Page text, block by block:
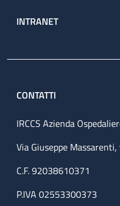
INTRANET
CONTATTI
IRCCS Azienda
Via Giuseppe
C.F. 92038610371
P.IVA 02553300373